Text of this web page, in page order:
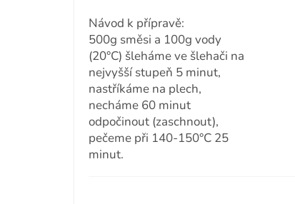
Návod k přípravě:
500g směsi a 100g vody
(20°C) šleháme ve šlehači na
nejvyšší stupeň 5 minut,
nastříkáme na plech,
necháme 60 minut
odpočinout (zaschnout),
pečeme při 140-150°C 25
minut.